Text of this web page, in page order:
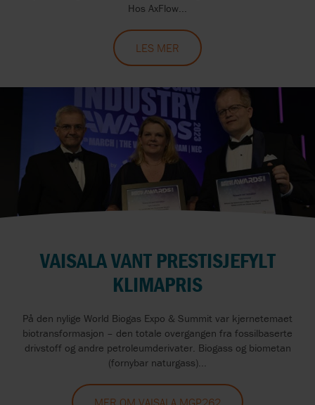
Hos AxFlow...
LES MER
VAISALA VANT PRESTISJEFYLT
KLIMAPRIS
På den nylige World Biogas Expo & Summit var kjernetemaet
biotransformasjon – den totale overgangen fra fossilbaserte
drivstoff og andre petroleumderivater. Biogass og biometan
(fornybar naturgass)...
MER OM VAISALA MGP262